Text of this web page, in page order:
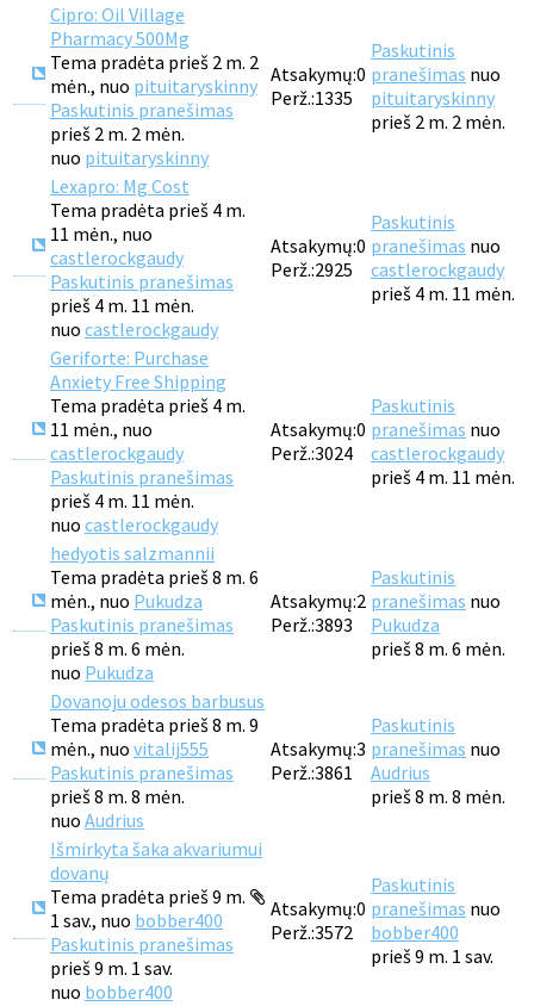
Cipro: Oil Village
Pharmacy 500Mg
Tema pradėta prieš 2 m. 2
mėn., nuo pituitaryskinny
Paskutinis pranešimas
prieš 2 m. 2 mėn.
nuo pituitaryskinny
Atsakymų:0
Perž.:1335
Paskutinis
pranešimas nuo
pituitaryskinny
prieš 2 m. 2 mėn.
Lexapro: Mg Cost
Tema pradėta prieš 4 m.
11 mėn., nuo
castlerockgaudy
Paskutinis pranešimas
prieš 4 m. 11 mėn.
nuo castlerockgaudy
Atsakymų:0
Perž.:2925
Paskutinis
pranešimas nuo
castlerockgaudy
prieš 4 m. 11 mėn.
Geriforte: Purchase
Anxiety Free Shipping
Tema pradėta prieš 4 m.
11 mėn., nuo
castlerockgaudy
Paskutinis pranešimas
prieš 4 m. 11 mėn.
nuo castlerockgaudy
Atsakymų:0
Perž.:3024
Paskutinis
pranešimas nuo
castlerockgaudy
prieš 4 m. 11 mėn.
hedyotis salzmannii
Tema pradėta prieš 8 m. 6
mėn., nuo Pukudza
Paskutinis pranešimas
prieš 8 m. 6 mėn.
nuo Pukudza
Atsakymų:2
Perž.:3893
Paskutinis
pranešimas nuo
Pukudza
prieš 8 m. 6 mėn.
Dovanoju odesos barbusus
Tema pradėta prieš 8 m. 9
mėn., nuo vitalij555
Paskutinis pranešimas
prieš 8 m. 8 mėn.
nuo Audrius
Atsakymų:3
Perž.:3861
Paskutinis
pranešimas nuo
Audrius
prieš 8 m. 8 mėn.
Išmirkyta šaka akvariumui
dovanų
Tema pradėta prieš 9 m.
1 sav., nuo bobber400
Paskutinis pranešimas
prieš 9 m. 1 sav.
nuo bobber400
Atsakymų:0
Perž.:3572
Paskutinis
pranešimas nuo
bobber400
prieš 9 m. 1 sav.